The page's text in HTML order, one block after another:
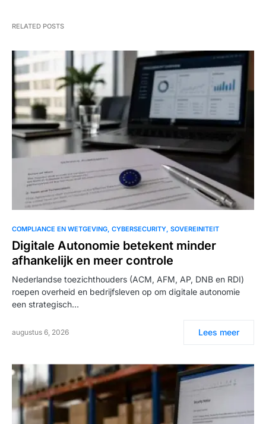
RELATED POSTS
COMPLIANCE EN WETGEVING CYBERSECURITY SOVEREINITEIT
Digitale Autonomie betekent minder
afhankelijk en meer controle
Nederlandse toezichthouders (ACM, AFM, AP, DNB en RDI)
roepen overheid en bedrijfsleven op om digitale autonomie
een strategisch…
augustus 6, 2026 Lees meer